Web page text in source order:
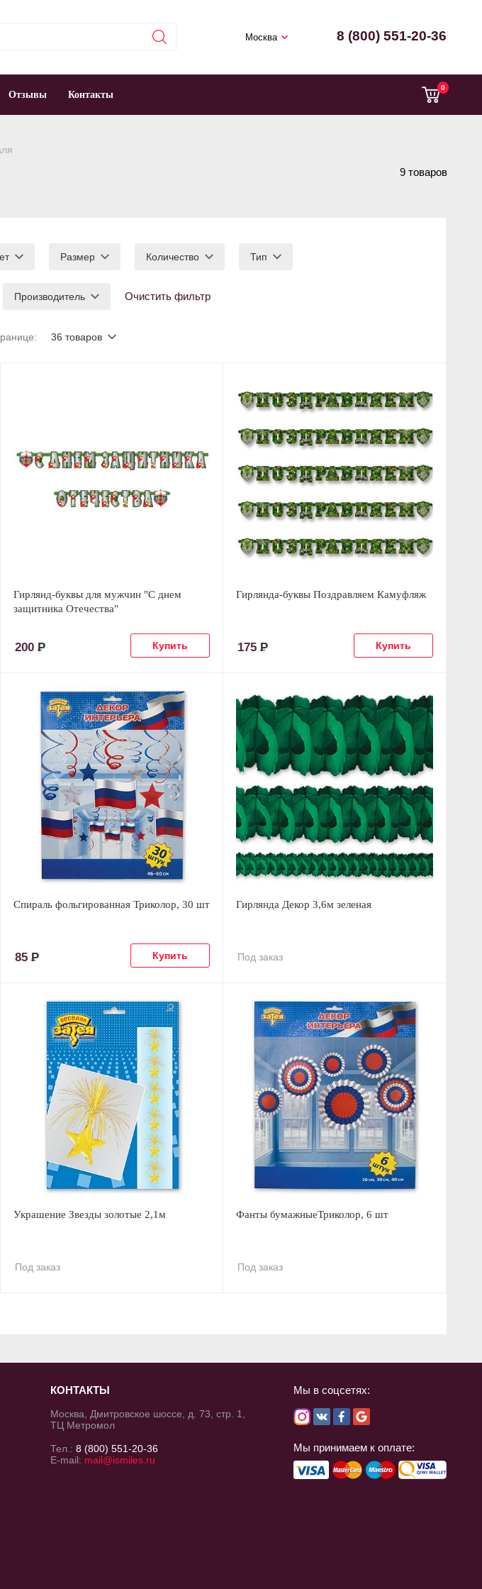
Москва 8 (800) 551-20-36
0
Отзывы Контакты
9 товаров
Размер Количество Тип
Производитель Очистить фильтр
36 товаров
Гирлянд-буквы для мужчин "С днем
защитника Отечества"
200 Р
Гирлянда-буквы Поздравляем Камуфляж
175Р
Спираль фольгированная Триколор, 30 шт
85 Р
Гирлянда Декор 3,6м зеленая
Под заказ
Украшение Звезды золотые 2,1м
Под заказ
Фанты бумажныеТриколор, 6 шт
Под заказ
КОНТАКТЫ
Москва, Дмитровское шоссе, д. 73, стр. 1,
ТЦ Метромол
Тел.:8 (800) 551-20-36
E-mail: mail@ismiles.ru
Мы в соцсетях:
Мы принимаем к оплате: